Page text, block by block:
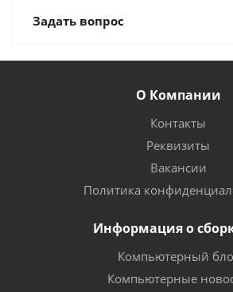
Задать вопрос
О Компании
Контакты
Реквизиты
Вакансии
Политика
Информация о
Компьютерный
Компьютерные